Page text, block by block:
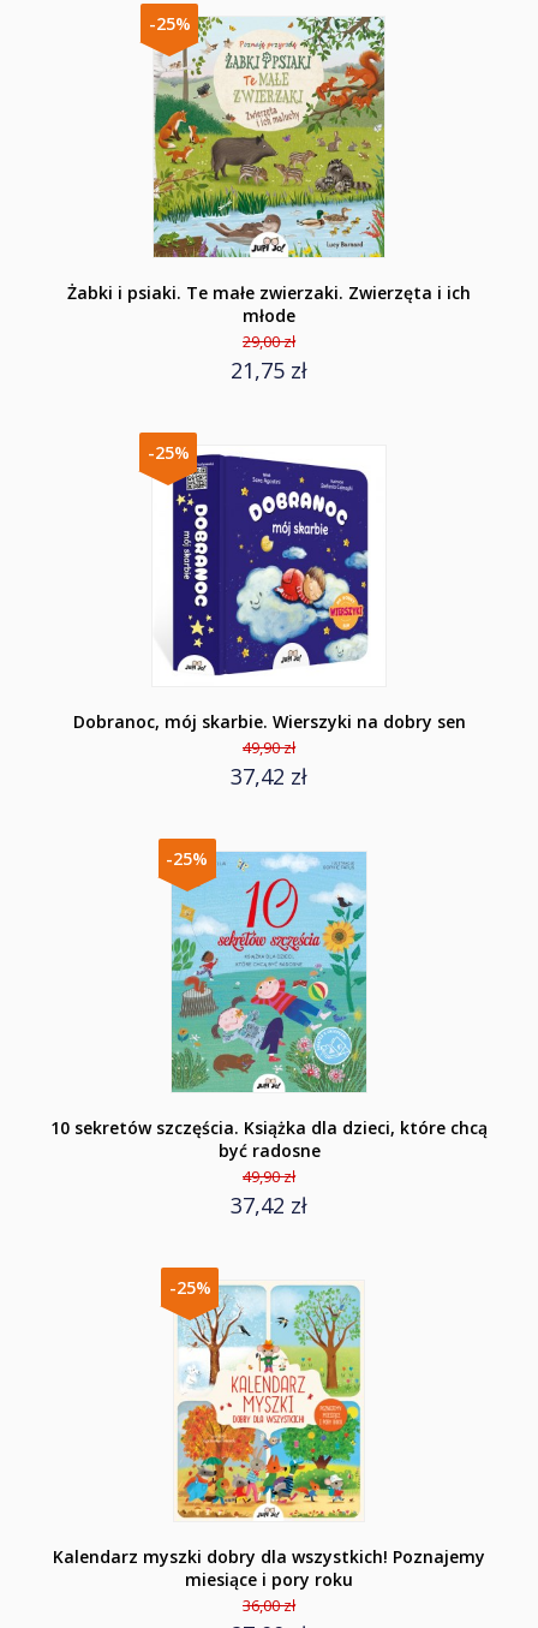
-25%
Żabki i psiaki. Te małe zwierzaki. Zwierzęta i ich
młode
29,00 zł
21,75 zł
-25%
Dobranoc, mój skarbie. Wierszyki na dobry sen
49,90 zł
37,42 zł
-25%
10 sekretów szczęścia. Książka dla dzieci, które chcą
być radosne
49,90 zł
37,42 zł
-25%
Kalendarz myszki dobry dla wszystkich! Poznajemy
miesiące i pory roku
36,00 zł